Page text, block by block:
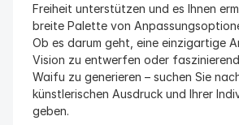
Freiheit unterstützen und es Ihnen
breite Palette von
Ob es darum geht, eine einzigartige
Vision zu entwerfen oder
Waifu zu generieren – suchen Sie
künstlerischen Ausdruck und Ihrer
geben.